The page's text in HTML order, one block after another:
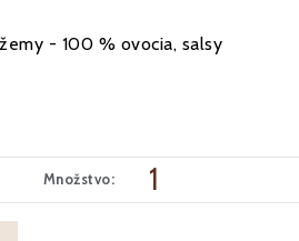
- 100 % ovocia, salsy
Množstvo: